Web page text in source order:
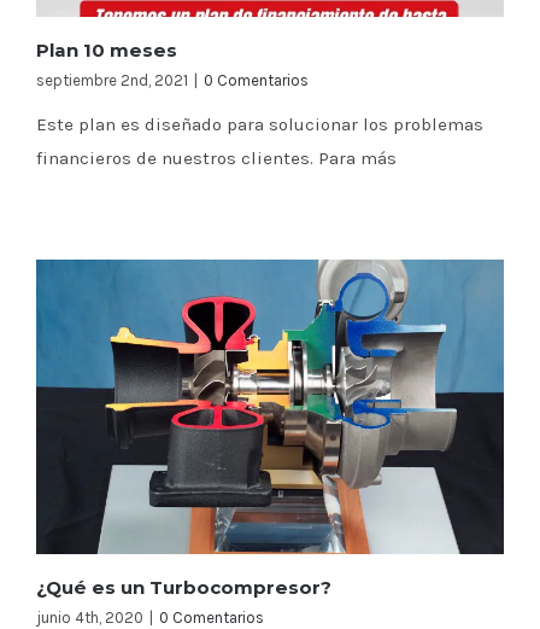
Plan 10 meses
septiembre 2nd, 2021 0 Comentarios
Este plan es diseñado para solucionar los problemas
financieros de nuestros clientes. Para más
¿Qué es un Turbocompresor?
junio 4th, 2020 0 Comentarios